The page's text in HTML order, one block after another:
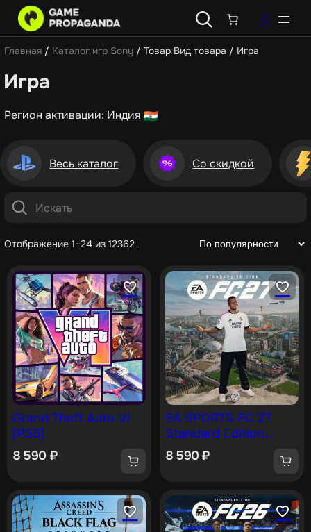
Главная / Каталог игр Sony / Товар Вид товара / Игра
Игра
Регион активации: Индия
Весь каталог Со скидкой
Отображение 1–24 из 12362
Grand Theft Auto VI
[PS5]
8 590 ₽
EA SPORTS FC 27
Standard Edition
PS4 & PS5
8 590₽